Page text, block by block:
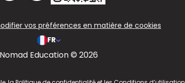
vos préférences en matière de cookies
FR
Nomad Education © 2026